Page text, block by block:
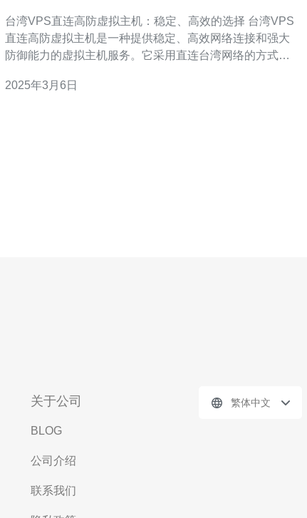
台湾VPS直连高防虚拟主机：稳定、高效的选择 台湾VPS
直连高防虚拟主机是一种提供稳定、高效网络连接和强大
防御能力的虚拟主机服务。它采用直连台湾网络的方式，
能有效抵御各种网络攻击。 1. 稳定性：台湾VPS直连高防
2025年3月6日
关于公司
BLOG
公司介绍
联系我们
繁体中文